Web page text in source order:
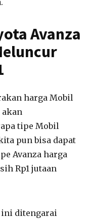
Avanza
harga Mobil
akan
tipe Mobil
pun bisa dapat
Avanza harga
Rp1 jutaan
ini ditengarai